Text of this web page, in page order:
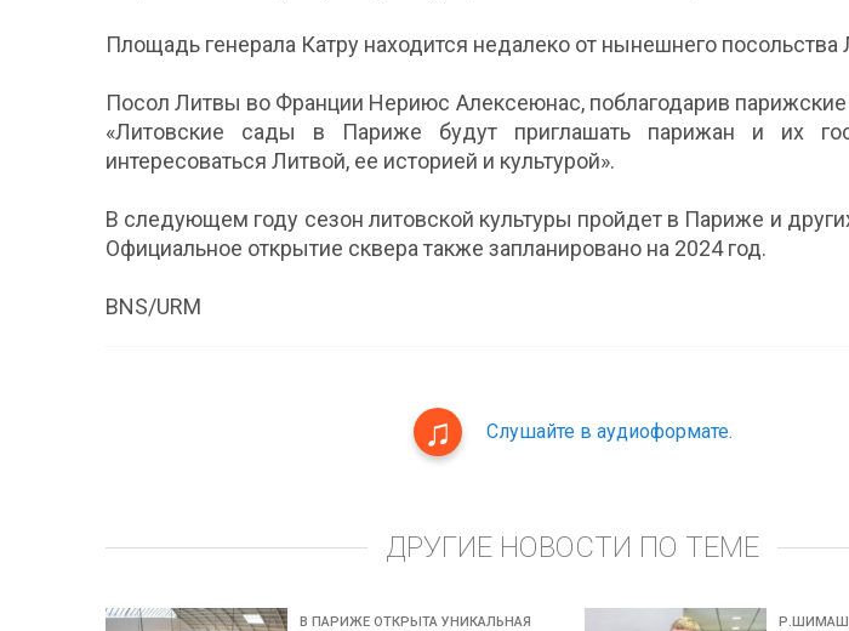
Площадь генерала Катру находится недалеко от нынешнего
Посол Литвы во Франции Нериюс Алексеюнас, поблагодарив парижские
«Литовские сады в Париже будут приглашать парижан и их
интересоваться Литвой, ее историей и культурой».
В следующем году сезон литовской культуры пройдет в Париже и
Официальное открытие сквера также запланировано на 2024 год.
BNS/URM
Слушайте в аудиоформате.
ДРУГИЕ НОВОСТИ ПО ТЕМЕ
В ПАРИЖЕ ОТКРЫТА УНИКАЛЬНАЯ